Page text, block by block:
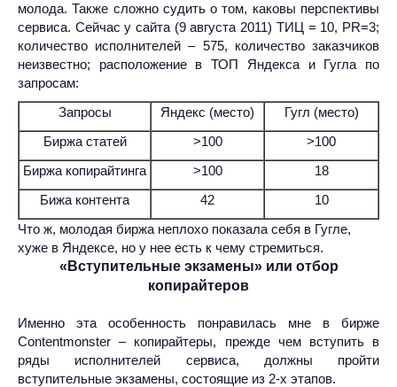
молода. Также сложно судить о том, каковы перспективы
сервиса. Сейчас у сайта (9 августа 2011) ТИЦ = 10, PR=3;
количество исполнителей – 575, количество заказчиков
неизвестно; расположение в ТОП Яндекса и Гугла по
запросам:
Запросы
Яндекс (место)
Гугл (место)
Биржа статей
>100
>100
Биржа копирайтинга
>100
18
Бижа контента
42
10
Что ж, молодая биржа неплохо показала себя в Гугле,
хуже в Яндексе, но у нее есть к чему стремиться.
«Вступительные экзамены» или отбор
копирайтеров
Именно эта особенность понравилась мне в бирже
Contentmonster – копирайтеры, прежде чем вступить в
ряды исполнителей сервиса, должны пройти
вступительные экзамены, состоящие из 2-х этапов.